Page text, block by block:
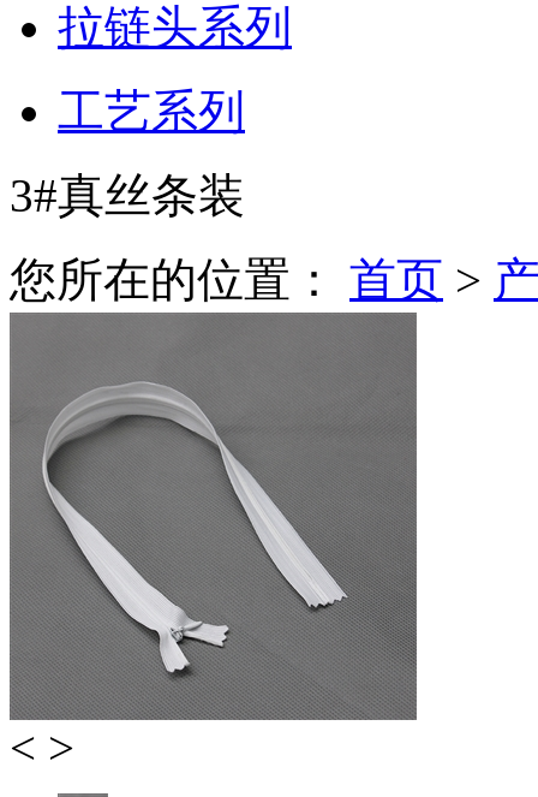
拉链头系列
工艺系列
3#真丝条装
您所在的位置： 首页 >
< >